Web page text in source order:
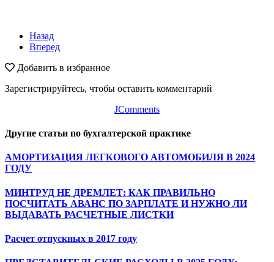
Назад
Вперед
Добавить в избранное
Зарегистрируйтесь, чтобы оставить комментарий
JComments
Другие статьи по бухгалтерской практике
АМОРТИЗАЦИЯ ЛЕГКОВОГО АВТОМОБИЛЯ В 2024
ГОДУ
МИНТРУД НЕ ДРЕМЛЕТ: КАК ПРАВИЛЬНО
ПОСЧИТАТЬ АВАНС ПО ЗАРПЛАТЕ И НУЖНО ЛИ
ВЫДАВАТЬ РАСЧЕТНЫЕ ЛИСТКИ
Расчет отпускных в 2017 году